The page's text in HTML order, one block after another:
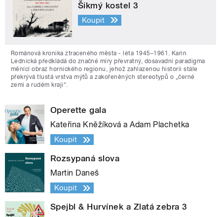
Šikmý kostel 3
Koupit
Románová kronika ztraceného města - léta 1945–1961. Karin
Lednická předkládá do značné míry převratný, dosavadní paradigma
měnící obraz hornického regionu, jehož zahlazenou historii stále
překrývá tlustá vrstva mýtů a zakořeněných stereotypů o „černé
zemi a rudém kraji“.
Operette gala
Kateřina Kněžíková a Adam Plachetka
Koupit
Rozsypaná slova
Martin Daneš
Koupit
Spejbl & Hurvínek a Zlatá zebra 3